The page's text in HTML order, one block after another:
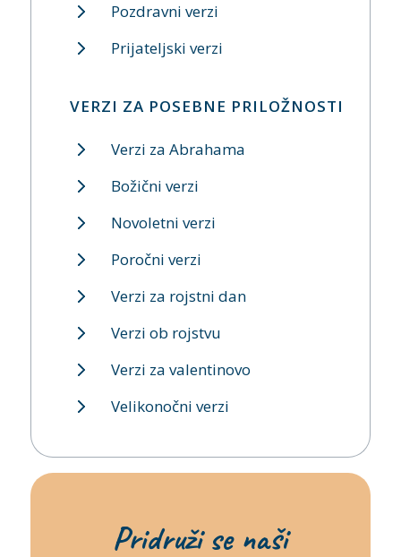
Pozdravni verzi
Prijateljski verzi
VERZI ZA POSEBNE PRILOŽNOSTI
Verzi za Abrahama
Božični verzi
Novoletni verzi
Poročni verzi
Verzi za rojstni dan
Verzi ob rojstvu
Verzi za valentinovo
Velikonočni verzi
Pridruži se naši